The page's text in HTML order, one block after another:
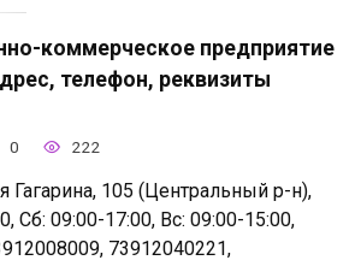
коммерческое предприятие
телефон, реквизиты
0 222
Гагарина, 105 (Центральный р-н),
Сб: 09:00-17:00, Вс: 09:00-15:00,
73912040221,